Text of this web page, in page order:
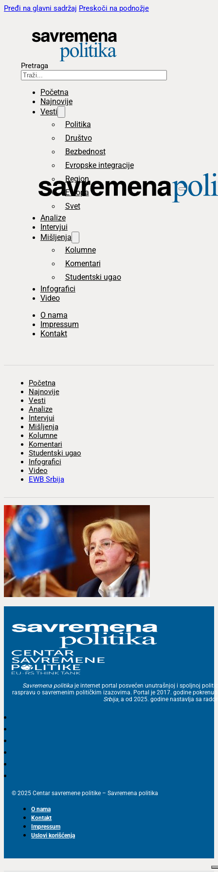
Pređi na glavni sadržaj Preskoči na podnožje
Pretraga
Početna
Najnovije
Vesti
Politika
Društvo
Bezbednost
Evropske integracije
Region
Evropa
Svet
Analize
Intervjui
Mišljenja
Kolumne
Komentari
Studentski ugao
Infografici
Video
O nama
Impressum
Kontakt
Početna
Najnovije
Vesti
Analize
Intervjui
Mišljenja
Kolumne
Komentari
Studentski ugao
Infografici
Video
EWB Srbija
Savremena politika je internet portal posvećen unutrašnjoj i spoljnoj
raspravu o savremenim političkim izazovima. Portal je 2017. godine
Srbija, a od 2025. godine nastavlja sa
© 2025 Centar savremene politike – Savremena politika
O nama
Kontakt
Impressum
Uslovi korišćenja